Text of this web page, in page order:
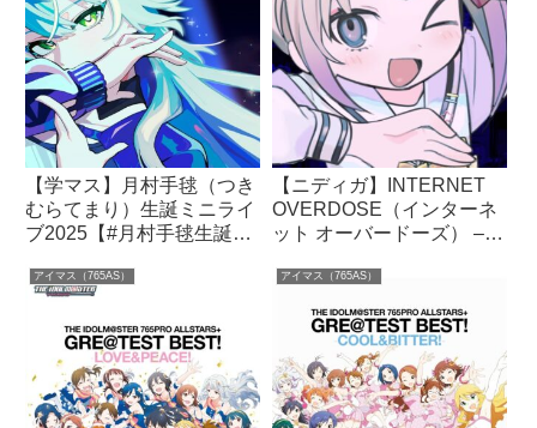
【学マス】月村手毬（つき
むらてまり）生誕ミニライ
ブ2025【#月村手毬生誕祭
じかなお）｜学園アイドル
【ニディガ】INTERNET
OVERDOSE（インターネ
ット オーバードーズ） –
ゃるら｜NEEDY GIRL
OVERDOSE（二ーディガ
ール オーバードーズ）
アイマス（765AS） アイマス（765AS）